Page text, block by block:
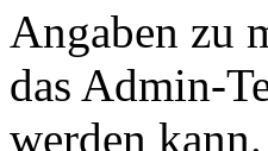
Angaben zu
das Admin-
werden kann.